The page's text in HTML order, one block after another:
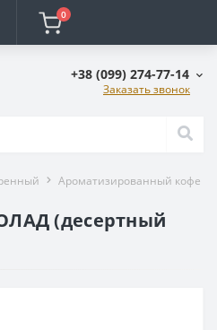
0
+38 (099) 274-77-14
Заказать звонок
Ароматизированный кофе
(десертный